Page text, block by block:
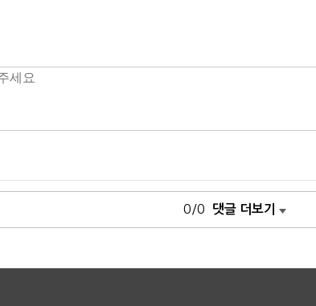
0/0 댓글 더보기